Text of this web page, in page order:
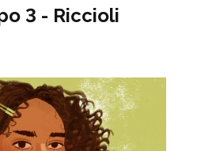
3 - Riccioli